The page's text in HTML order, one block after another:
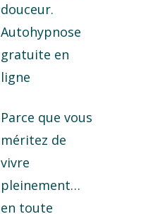
douceur.
Autohypnose
gratuite en
ligne
Parce que vous
méritez de
vivre
pleinement…
en toute